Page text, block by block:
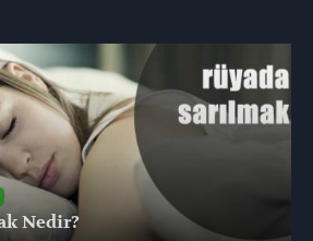
Nedir?